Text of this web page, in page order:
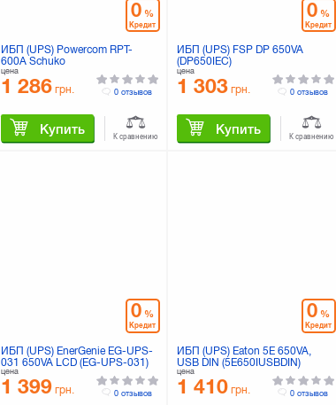
0 %
Кредит
ИБП (UPS) Powercom RPT-
600A Schuko
цена
1 286 грн.
Купить
0 отзывов
К сравнению
0 %
Кредит
ИБП (UPS) FSP DP 650VA
(DP650IEC)
цена
1 303 грн.
Купить
0 отзывов
К сравнению
0 %
Кредит
ИБП (UPS) EnerGenie EG-UPS-
031 650VA LCD (EG-UPS-031)
цена
1 399 грн. 0 отзывов
0 %
Кредит
ИБП (UPS) Eaton 5E 650VA,
USB DIN (5E650IUSBDIN)
цена
1 410 грн. 0 отзывов